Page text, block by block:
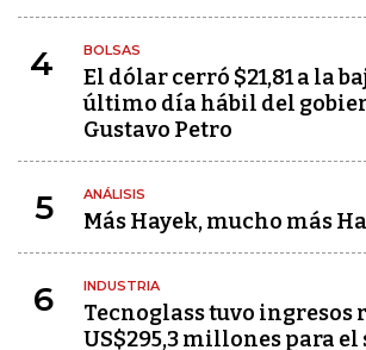
4 BOLSAS
El dólar cerró $21,81 a la
último día hábil del
Gustavo Petro
5 ANÁLISIS
Más Hayek, mucho más
6 INDUSTRIA
Tecnoglass tuvo ingresos
US$295,3 millones para el